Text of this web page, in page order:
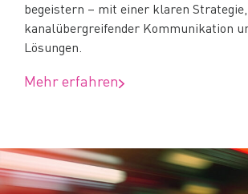
begeistern – mit einer klaren Strategie,
kanalübergreifender Kommunikation
Lösungen.
Mehr erfahren